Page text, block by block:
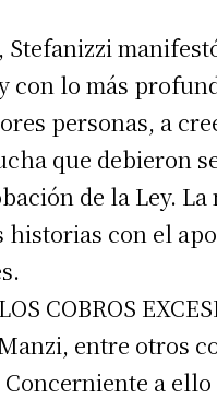
lo más
personas, a
que debieron
de la Ley.
con el
COBROS
entre otros
a